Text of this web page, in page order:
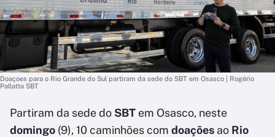
Doaçoes para o Rio Grande do Sul partiram da sede do SBT em Osasco | Rogério
Pallatta SBT
Partiram da sede do SBT em Osasco, neste
domingo (9), 10 caminhões com doações ao Rio